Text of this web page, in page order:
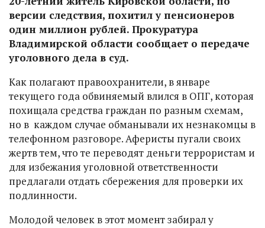
версии следствия, похитил у пенсионеров
один миллион рублей. Прокуратура
Владимирской области сообщает о передаче
уголовного дела в суд.
Как полагают правоохранители, в январе
текущего года обвиняемый влился в ОПГ, которая
похищала средства граждан по разным схемам,
но в каждом случае обманывали их незнакомцы в
телефонном разговоре. Аферисты пугали своих
жертв тем, что те переводят деньги террористам и
для избежания уголовной ответственности
предлагали отдать сбережения для проверки их
подлинности.
Молодой человек в этот момент забирал у